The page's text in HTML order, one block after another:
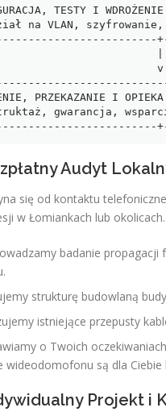
TESTY I
na VLAN,
PRZEKAZANIE I
gwarancja,
Audyt
się od kontaktu
w Łomiankach lub
badanie propagacji
strukturę budowlaną
istniejące przepusty
o Twoich
wideodomofonu są dla
Projekt i